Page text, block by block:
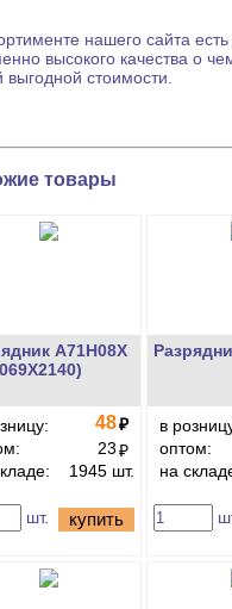
нашего сайта
высокого качества о
выгодной стоимости.
товары
A71H08X
48₽
23₽
1945 шт.
шт. купить
в
оптом:
на